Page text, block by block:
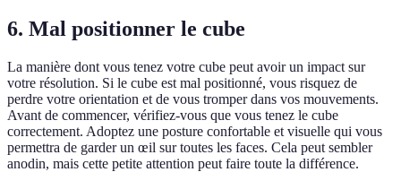
6. Mal positionner le cube
La manière dont vous tenez votre cube peut avoir un impact sur
votre résolution. Si le cube est mal positionné, vous risquez de
perdre votre orientation et de vous tromper dans vos mouvements.
Avant de commencer, vérifiez-vous que vous tenez le cube
correctement. Adoptez une posture confortable et visuelle qui vous
permettra de garder un œil sur toutes les faces. Cela peut sembler
anodin, mais cette petite attention peut faire toute la différence.